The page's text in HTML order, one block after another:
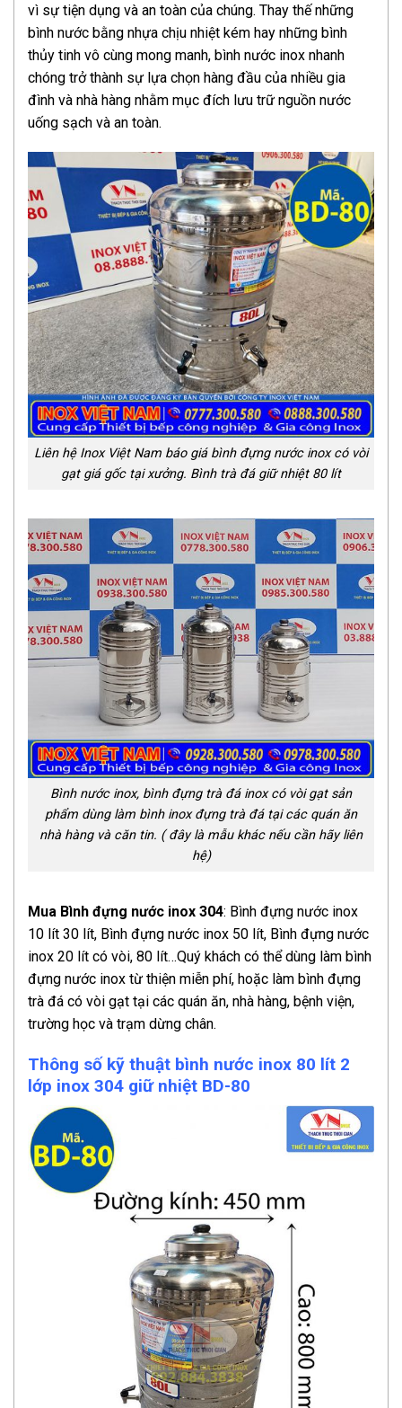
vì sự tiện dụng và an toàn của chúng. Thay thế những
bình nước bằng nhựa chịu nhiệt kém hay những bình
thủy tinh vô cùng mong manh, bình nước inox nhanh
chóng trở thành sự lựa chọn hàng đầu của nhiều gia
đình và nhà hàng nhằm mục đích lưu trữ nguồn nước
uống sạch và an toàn.
Liên hệ Inox Việt Nam báo giá bình đựng nước inox có vòi
gạt giá gốc tại xưởng. Bình trà đá giữ nhiệt 80 lít
Bình nước inox, bình đựng trà đá inox có vòi gạt sản
phẩm dùng làm bình inox đựng trà đá tại các quán ăn
nhà hàng và căn tin. ( đây là mẫu khác nếu cần hãy liên
hệ)
Mua Bình đựng nước inox 304: Bình đựng nước inox
10 lít 30 lít, Bình đựng nước inox 50 lít, Bình đựng nước
inox 20 lít có vòi, 80 lít…Quý khách có thể dùng làm bình
đựng nước inox từ thiện miễn phí, hoặc làm bình đựng
trà đá có vòi gạt tại các quán ăn, nhà hàng, bệnh viện,
trường học và trạm dừng chân.
Thông số kỹ thuật bình nước inox 80 lít 2
lớp inox 304 giữ nhiệt BD-80